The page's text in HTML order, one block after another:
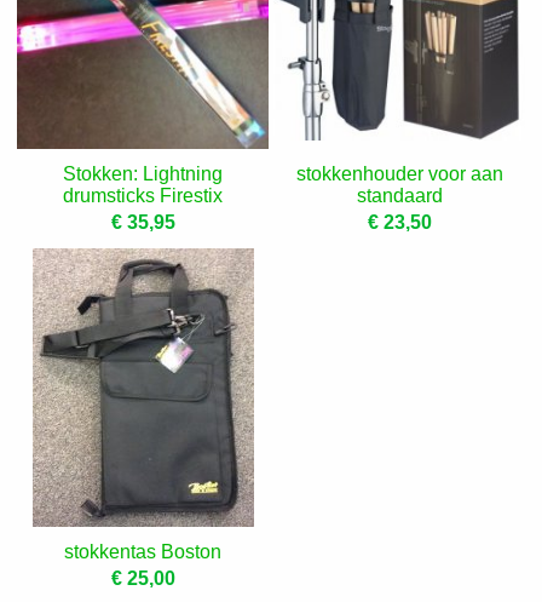
Stokken: Lightning
drumsticks Firestix
€ 35,95
stokkenhouder voor aan
standaard
€ 23,50
stokkentas Boston
€ 25,00